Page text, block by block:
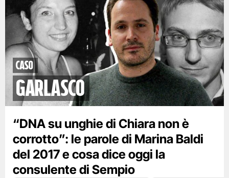
caso
garlasco
“DNA su unghie di Chiara non è
corrotto”: le parole di Marina Baldi
del 2017 e cosa dice oggi la
consulente di Sempio